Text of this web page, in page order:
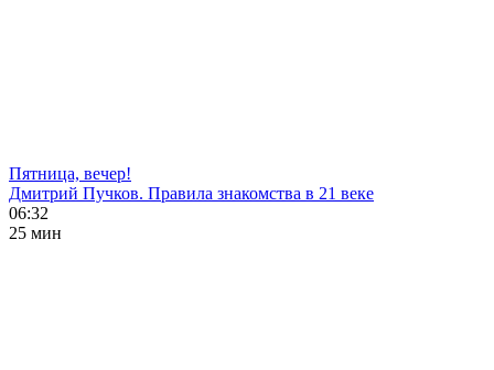
Пятница, вечер!
Дмитрий Пучков. Правила знакомства в 21 веке
06:32
25 мин